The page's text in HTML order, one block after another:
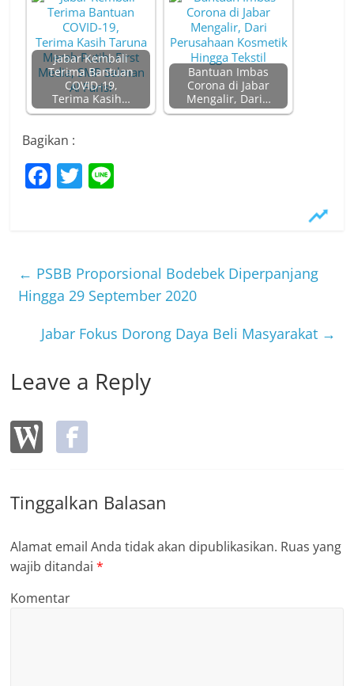
Jabar Kembali
Terima Bantuan
COVID-19,
Terima Kasih…
Bantuan Imbas
Corona di Jabar
Mengalir, Dari…
Bagikan :
F
b
o
o
T
← PSBB Proporsional Bodebek Diperpanjang
Hingga 29 September 2020
Jabar Fokus Dorong Daya Beli Masyarakat →
Leave a Reply
Tinggalkan Balasan
Alamat email Anda tidak akan dipublikasikan. Ruas yang
wajib ditandai*
Komentar